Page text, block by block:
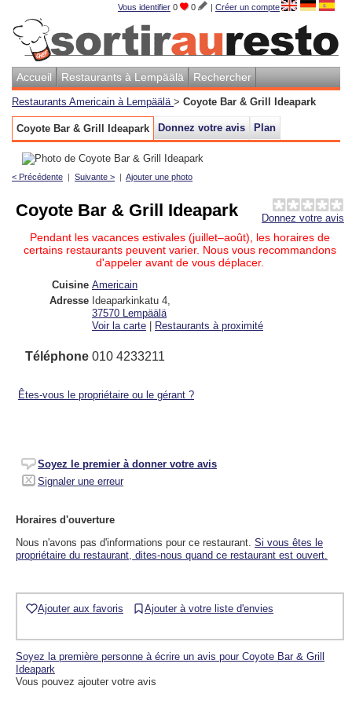
Vous identifier 0 0 | Créer un compte
Accueil Restaurants à Lempäälä Rechercher
Restaurants Americain à Lempäälä > Coyote Bar & Grill Ideapark
Coyote Bar & Grill Ideapark Donnez votre avis Plan
< Précédente | Suivante > | Ajouter une photo
Donnez votre avis
Coyote Bar & Grill Ideapark
Pendant les vacances estivales (juillet–août), les horaires de
certains restaurants peuvent varier. Nous vous recommandons
d'appeler avant de vous déplacer.
Cuisine Americain
Adresse Ideaparkinkatu 4
37570
Lempäälä
Voir la carte
Restaurants à proximité
Téléphone 010 4233211
Êtes-vous le propriétaire ou le gérant ?
Soyez le premier à donner votre avis
Signaler une erreur
Horaires d'ouverture
Nous n'avons pas d'informations pour ce restaurant. Si vous êtes le
propriétaire du restaurant, dites-nous quand ce restaurant est ouvert.
Ajouter aux favoris Ajouter à votre liste d'envies
Soyez la première personne à écrire un avis pour Coyote Bar & Grill
Ideapark
Vous pouvez ajouter votre avis